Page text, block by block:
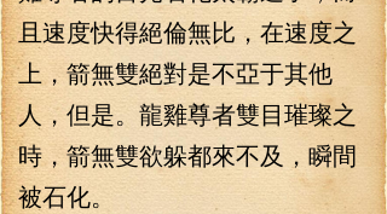
且速度快得絕倫無比，在速度之
上，箭無雙絕對是不亞于其他
人，但是。龍雞尊者雙目璀璨之
時，箭無雙欲躲都來不及，瞬間
被石化。